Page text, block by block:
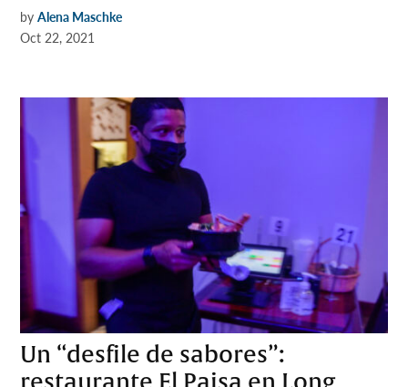
by Alena Maschke
Oct 22, 2021
Un “desfile de sabores”: